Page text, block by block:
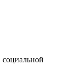
социальной